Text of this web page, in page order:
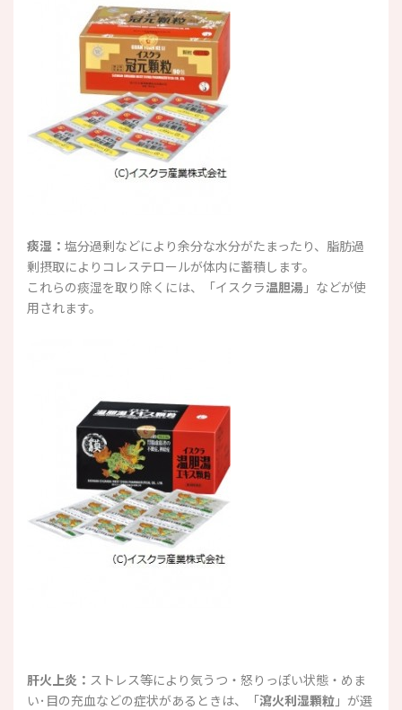
痰湿： 塩分過剰などにより余分な水分がたまったり、脂肪過
剰摂取によりコレステロールが体内に蓄積します。
これらの痰湿を取り除くには、「イスクラ温胆湯 」などが使
用されます。
肝火上炎： ストレス等により気うつ・怒りっぽい状態・めま
い･目の充血などの症状があるときは、「瀉火利湿顆粒 」が選